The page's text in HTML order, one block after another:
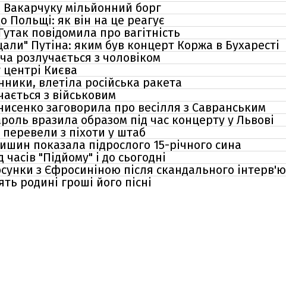
мільйонний борг
Польщі: як він на це реагує
повідомила про вагітність
Путіна: яким був концерт Коржа в Бухаресті
розлучається з чоловіком
Києва
влетіла російська ракета
з військовим
заговорила про весілля з Савранським
вразила образом під час концерту у Львові
з піхоти у штаб
показала підрослого 15-річного сина
"Підйому" і до сьогодні
з Єфросиніною після скандального інтерв'ю
родині гроші його пісні